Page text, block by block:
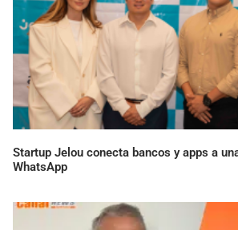
Startup Jelou conecta bancos y apps a
WhatsApp